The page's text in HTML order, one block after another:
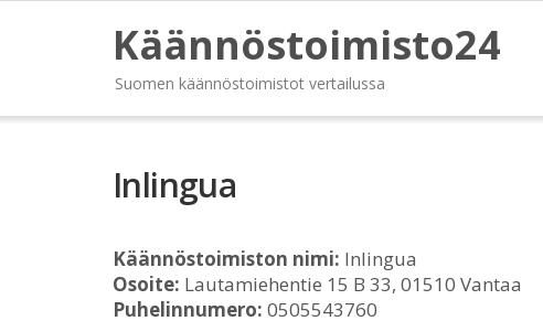
Käännöstoimisto24
Suomen käännöstoimistot vertailussa
Inlingua
Käännöstoimiston nimi: Inlingua
Osoite: Lautamiehentie 15 B 33, 01510 Vantaa
Puhelinnumero: 0505543760